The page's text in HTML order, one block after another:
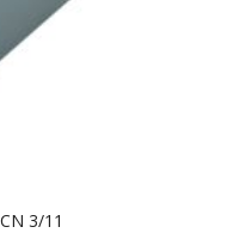
3/11